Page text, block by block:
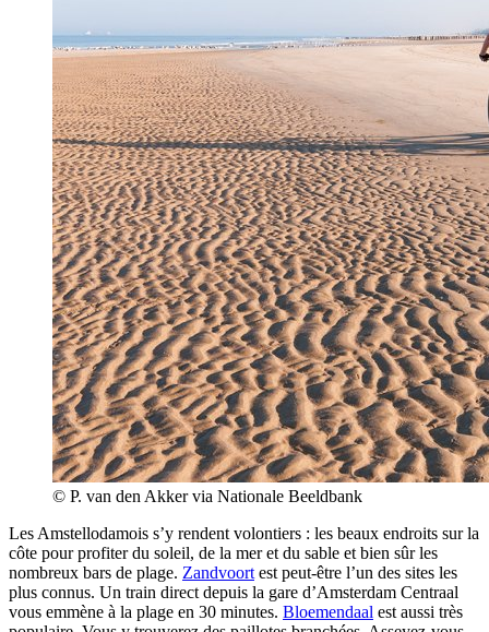
© P. van den Akker via Nationale Beeldbank
Les Amstellodamois s’y rendent volontiers : les beaux endroits sur la
côte pour profiter du soleil, de la mer et du sable et bien sûr les
nombreux bars de plage. Zandvoort est peut-être l’un des sites les
plus connus. Un train direct depuis la gare d’Amsterdam Centraal
vous emmène à la plage en 30 minutes. Bloemendaal est aussi très